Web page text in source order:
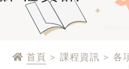
首頁 > 課程資訊 > 各